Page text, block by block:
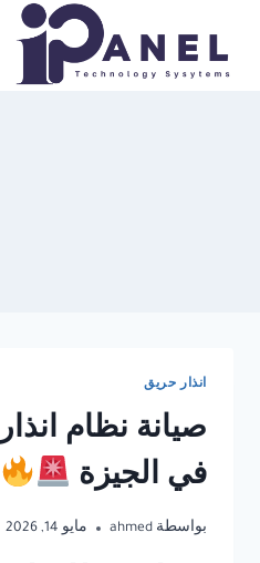
المحتوى
انذار حريق
في الجيزة
بواسطة ahmed مايو 14, 2026